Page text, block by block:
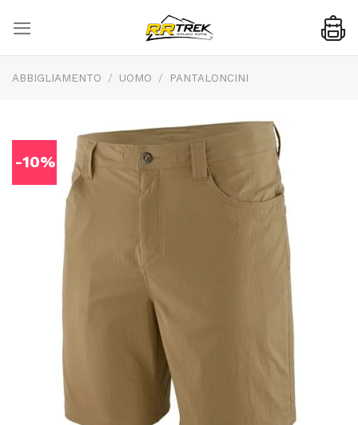
content
ABBIGLIAMENTO / UOMO / PANTALONCINI
-10%